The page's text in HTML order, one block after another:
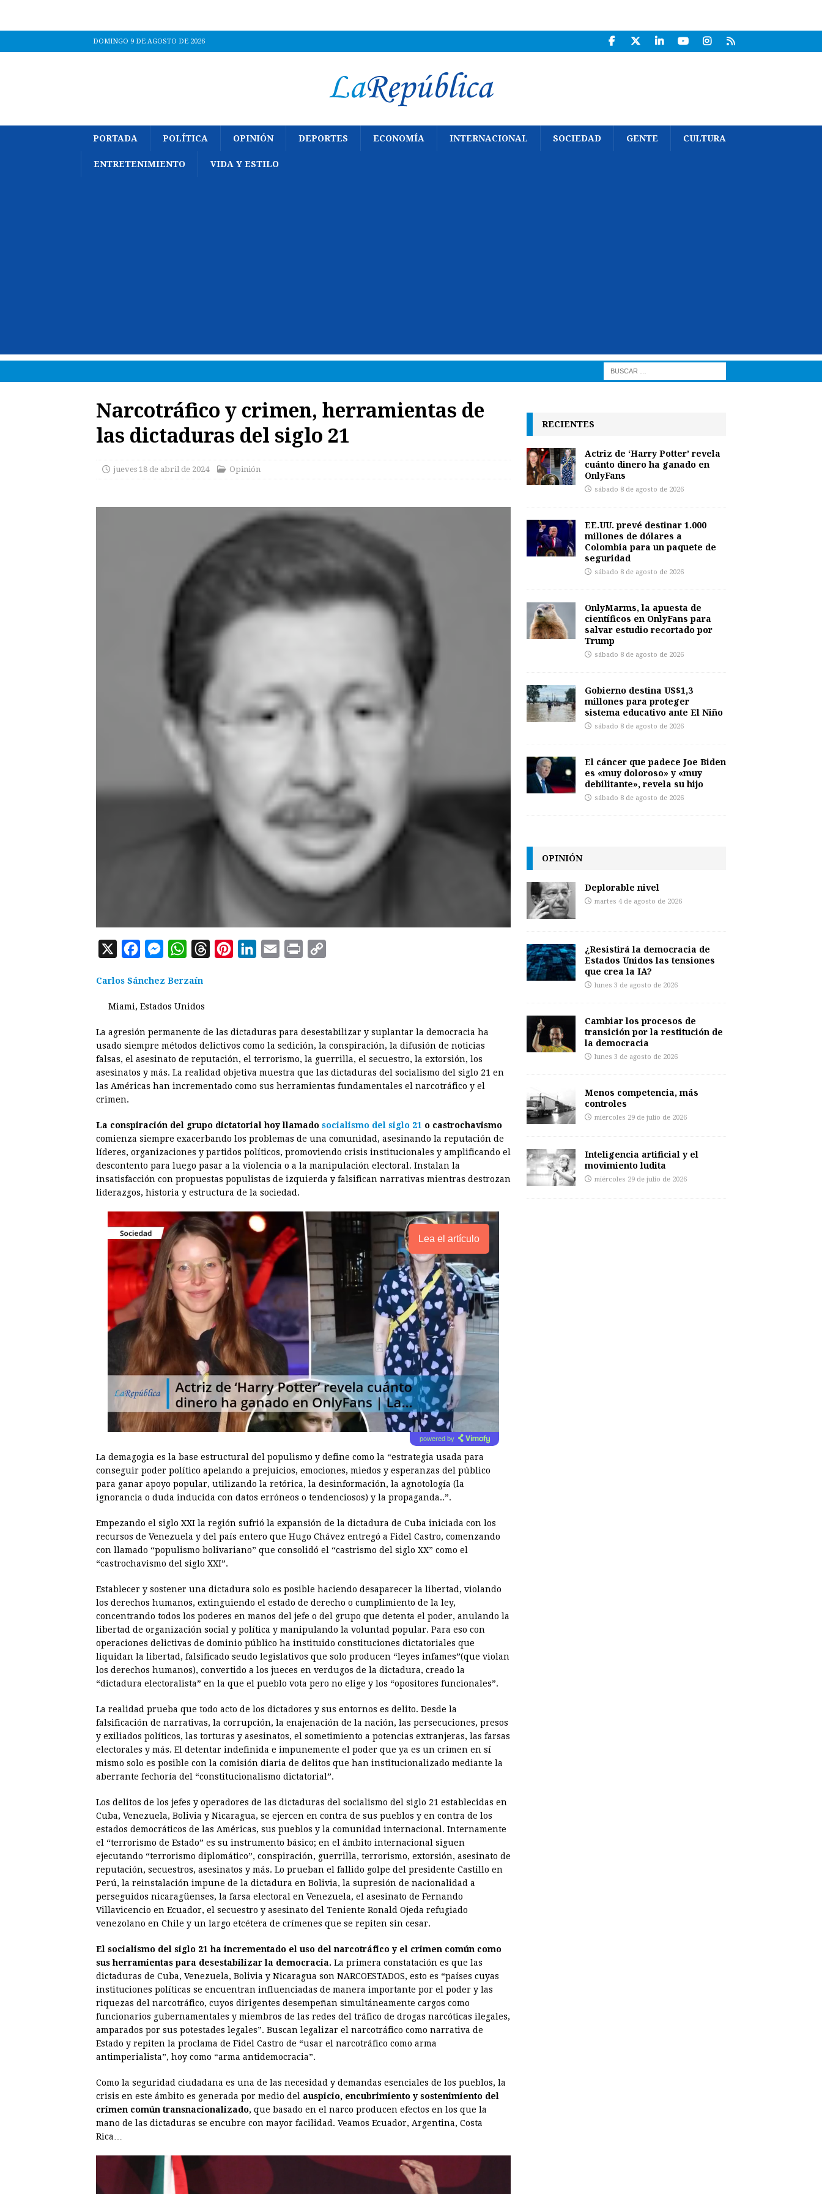
DOMINGO 9 DE AGOSTO DE 2026
PORTADA POLÍTICA OPINIÓN DEPORTES ECONOMÍA INTERNACIONAL SOCIEDAD GENTE CULTURA
ENTRETENIMIENTO VIDA Y ESTILO
Narcotráfico y crimen, herramientas de
las dictaduras del siglo 21
jueves 18 de abril de 2024 Opinión
X
c
e
o
k
M
s
s
g
e
W
a
t
p
p
d
s
e
s
I
n
n
k
Carlos Sánchez Berzaín
Miami, Estados Unidos
La agresión permanente de las dictaduras para desestabilizar y suplantar la democracia ha
usado siempre métodos delictivos como la sedición, la conspiración, la difusión de noticias
falsas, el asesinato de reputación, el terrorismo, la guerrilla, el secuestro, la extorsión, los
asesinatos y más. La realidad objetiva muestra que las dictaduras del socialismo del siglo 21 en
las Américas han incrementado como sus herramientas fundamentales el narcotráfico y el
crimen.
La conspiración del grupo dictatorial hoy llamado socialismo del siglo 21 o castrochavismo
comienza siempre exacerbando los problemas de una comunidad, asesinando la reputación de
líderes, organizaciones y partidos políticos, promoviendo crisis institucionales y amplificando el
descontento para luego pasar a la violencia o a la manipulación electoral. Instalan la
insatisfacción con propuestas populistas de izquierda y falsifican narrativas mientras destrozan
liderazgos, historia y estructura de la sociedad.
Lea el artículo
powered by
La demagogia es la base estructural del populismo y define como la “estrategia usada para
conseguir poder político apelando a prejuicios, emociones, miedos y esperanzas del público
para ganar apoyo popular, utilizando la retórica, la desinformación, la agnotología (la
ignorancia o duda inducida con datos erróneos o tendenciosos) y la propaganda..”.
Empezando el siglo XXI la región sufrió la expansión de la dictadura de Cuba iniciada con los
recursos de Venezuela y del país entero que Hugo Chávez entregó a Fidel Castro, comenzando
con llamado “populismo bolivariano” que consolidó el “castrismo del siglo XX” como el
“castrochavismo del siglo XXI”.
Establecer y sostener una dictadura solo es posible haciendo desaparecer la libertad, violando
los derechos humanos, extinguiendo el estado de derecho o cumplimiento de la ley,
concentrando todos los poderes en manos del jefe o del grupo que detenta el poder, anulando la
libertad de organización social y política y manipulando la voluntad popular. Para eso con
operaciones delictivas de dominio público ha instituido constituciones dictatoriales que
liquidan la libertad, falsificado seudo legislativos que solo producen “leyes infames”(que violan
los derechos humanos), convertido a los jueces en verdugos de la dictadura, creado la
“dictadura electoralista” en la que el pueblo vota pero no elige y los “opositores funcionales”.
La realidad prueba que todo acto de los dictadores y sus entornos es delito. Desde la
falsificación de narrativas, la corrupción, la enajenación de la nación, las persecuciones, presos
y exiliados políticos, las torturas y asesinatos, el sometimiento a potencias extranjeras, las farsas
electorales y más. El detentar indefinida e impunemente el poder que ya es un crimen en sí
mismo solo es posible con la comisión diaria de delitos que han institucionalizado mediante la
aberrante fechoría del “constitucionalismo dictatorial”.
Los delitos de los jefes y operadores de las dictaduras del socialismo del siglo 21 establecidas en
Cuba, Venezuela, Bolivia y Nicaragua, se ejercen en contra de sus pueblos y en contra de los
estados democráticos de las Américas, sus pueblos y la comunidad internacional. Internamente
el “terrorismo de Estado” es su instrumento básico; en el ámbito internacional siguen
ejecutando “terrorismo diplomático”, conspiración, guerrilla, terrorismo, extorsión, asesinato de
reputación, secuestros, asesinatos y más. Lo prueban el fallido golpe del presidente Castillo en
Perú, la reinstalación impune de la dictadura en Bolivia, la supresión de nacionalidad a
perseguidos nicaragüenses, la farsa electoral en Venezuela, el asesinato de Fernando
Villavicencio en Ecuador, el secuestro y asesinato del Teniente Ronald Ojeda refugiado
venezolano en Chile y un largo etcétera de crímenes que se repiten sin cesar.
El socialismo del siglo 21 ha incrementado el uso del narcotráfico y el crimen común como
sus herramientas para desestabilizar la democracia. La primera constatación es que las
dictaduras de Cuba, Venezuela, Bolivia y Nicaragua son NARCOESTADOS, esto es “países cuyas
instituciones políticas se encuentran influenciadas de manera importante por el poder y las
riquezas del narcotráfico, cuyos dirigentes desempeñan simultáneamente cargos como
funcionarios gubernamentales y miembros de las redes del tráfico de drogas narcóticas ilegales,
amparados por sus potestades legales”. Buscan legalizar el narcotráfico como narrativa de
Estado y repiten la proclama de Fidel Castro de “usar el narcotráfico como arma
antimperialista”, hoy como “arma antidemocracia”.
Como la seguridad ciudadana es una de las necesidad y demandas esenciales de los pueblos, la
crisis en este ámbito es generada por medio del auspicio, encubrimiento y sostenimiento del
crimen común transnacionalizado, que basado en el narco producen efectos en los que la
mano de las dictaduras se encubre con mayor facilidad. Veamos Ecuador, Argentina, Costa
Rica…
RECIENTES
Actriz de ‘Harry Potter’ revela
cuánto dinero ha ganado en
OnlyFans
sábado 8 de agosto de 2026
EE.UU. prevé destinar 1.000
millones de dólares a
Colombia para un paquete de
seguridad
sábado 8 de agosto de 2026
OnlyMarms, la apuesta de
científicos en OnlyFans para
salvar estudio recortado por
Trump
sábado 8 de agosto de 2026
Gobierno destina US$1,3
millones para proteger
sistema educativo ante El Niño
sábado 8 de agosto de 2026
El cáncer que padece Joe Biden
es «muy doloroso» y «muy
debilitante», revela su hijo
sábado 8 de agosto de 2026
OPINIÓN
Deplorable nivel
martes 4 de agosto de 2026
¿Resistirá la democracia de
Estados Unidos las tensiones
que crea la IA?
lunes 3 de agosto de 2026
Cambiar los procesos de
transición por la restitución de
la democracia
lunes 3 de agosto de 2026
Menos competencia, más
controles
miércoles 29 de julio de 2026
Inteligencia artificial y el
movimiento ludita
miércoles 29 de julio de 2026